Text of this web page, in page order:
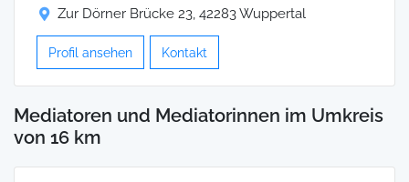
Zur Dörner Brücke 23, 42283 Wuppertal
Profil ansehen Kontakt
Mediatoren und Mediatorinnen im Umkreis
von 16 km